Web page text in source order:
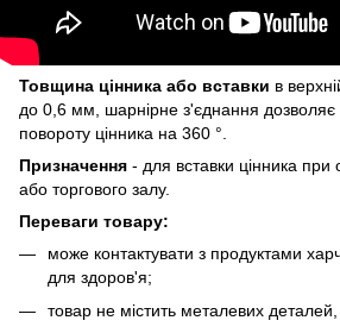
Товщина цінника або вставки в
до 0,6 мм, шарнірне з'єднання дозволяє
повороту цінника на 360 °.
Призначення - для вставки цінника при
або торгового залу.
Переваги товару:
може контактувати з продуктами
для здоров'я;
товар не містить металевих деталей,